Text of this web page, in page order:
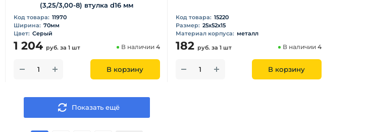
(3,25/3,00-8) втулка d16 мм
Код товара: 11970
Ширина: 70мм
Цвет: Серый
1 204 руб.за 1 шт В наличии 4
В корзину
Код товара: 15220
Размер: 25х52х15
Материал корпуса: металл
182 руб. за 1 шт В наличии 4
В корзину
Показать ещё